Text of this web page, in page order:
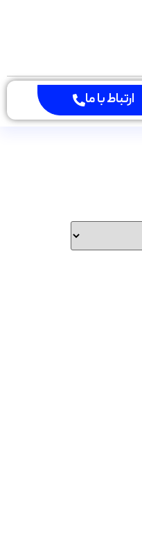
ارتباط با ما